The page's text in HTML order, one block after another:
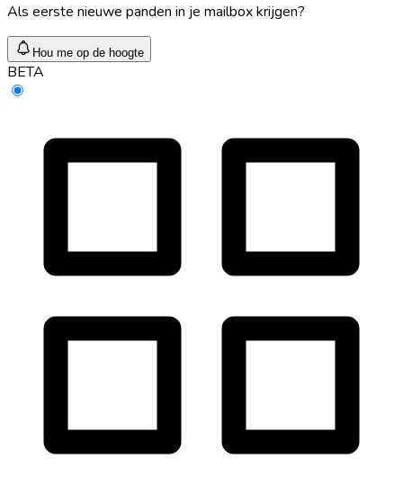
Als eerste nieuwe panden in je mailbox krijgen?
Hou me op de hoogte
BETA